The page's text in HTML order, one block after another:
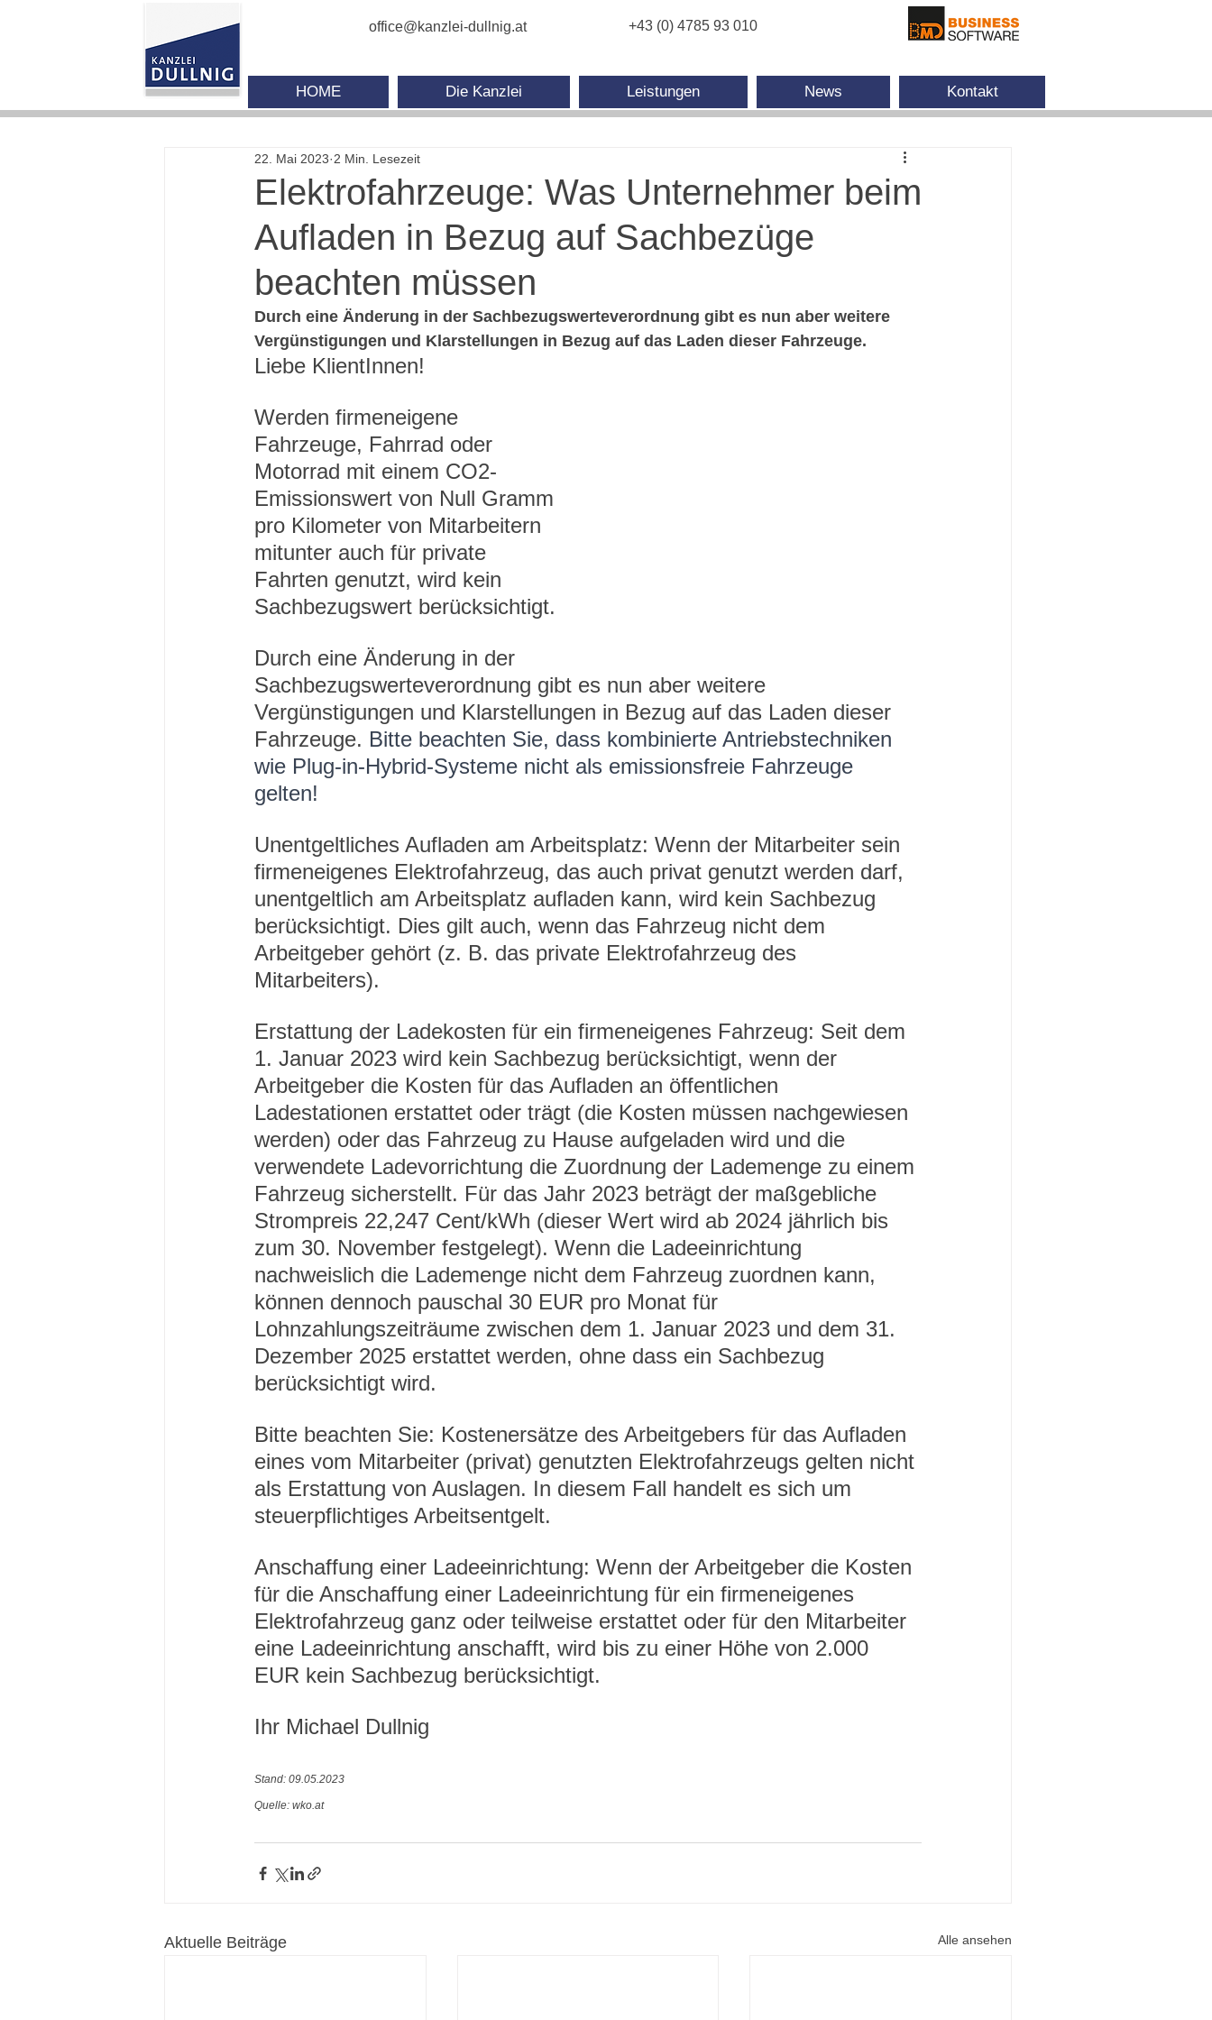
office@kanzlei-dullnig.at +43 (0) 4785 93 010
HOME Die Kanzlei Leistungen News Kontakt
Elektrofahrzeuge: Was Unternehmer beim
Aufladen in Bezug auf Sachbezüge
beachten müssen
22. Mai 2023 2 Min. Lesezeit
Durch eine Änderung in der Sachbezugswerteverordnung gibt es nun aber weitere
Vergünstigungen und Klarstellungen in Bezug auf das Laden dieser Fahrzeuge.
Liebe KlientInnen!
Werden firmeneigene
Fahrzeuge, Fahrrad oder
Motorrad mit einem CO2-
Emissionswert von Null Gramm
pro Kilometer von Mitarbeitern
mitunter auch für private
Fahrten genutzt, wird kein
Sachbezugswert berücksichtigt.
Durch eine Änderung in der
Sachbezugswerteverordnung gibt es nun aber weitere
Vergünstigungen und Klarstellungen in Bezug auf das Laden dieser
Fahrzeuge. Bitte beachten Sie, dass kombinierte Antriebstechniken
wie Plug-in-Hybrid-Systeme nicht als emissionsfreie Fahrzeuge
gelten!
Unentgeltliches Aufladen am Arbeitsplatz: Wenn der Mitarbeiter sein
firmeneigenes Elektrofahrzeug, das auch privat genutzt werden darf,
unentgeltlich am Arbeitsplatz aufladen kann, wird kein Sachbezug
berücksichtigt. Dies gilt auch, wenn das Fahrzeug nicht dem
Arbeitgeber gehört (z. B. das private Elektrofahrzeug des
Mitarbeiters).
Erstattung der Ladekosten für ein firmeneigenes Fahrzeug: Seit dem
1. Januar 2023 wird kein Sachbezug berücksichtigt, wenn der
Arbeitgeber die Kosten für das Aufladen an öffentlichen
Ladestationen erstattet oder trägt (die Kosten müssen nachgewiesen
werden) oder das Fahrzeug zu Hause aufgeladen wird und die
verwendete Ladevorrichtung die Zuordnung der Lademenge zu einem
Fahrzeug sicherstellt. Für das Jahr 2023 beträgt der maßgebliche
Strompreis 22,247 Cent/kWh (dieser Wert wird ab 2024 jährlich bis
zum 30. November festgelegt). Wenn die Ladeeinrichtung
nachweislich die Lademenge nicht dem Fahrzeug zuordnen kann,
können dennoch pauschal 30 EUR pro Monat für
Lohnzahlungszeiträume zwischen dem 1. Januar 2023 und dem 31.
Dezember 2025 erstattet werden, ohne dass ein Sachbezug
berücksichtigt wird.
Bitte beachten Sie: Kostenersätze des Arbeitgebers für das Aufladen
eines vom Mitarbeiter (privat) genutzten Elektrofahrzeugs gelten nicht
als Erstattung von Auslagen. In diesem Fall handelt es sich um
steuerpflichtiges Arbeitsentgelt.
Anschaffung einer Ladeeinrichtung: Wenn der Arbeitgeber die Kosten
für die Anschaffung einer Ladeeinrichtung für ein firmeneigenes
Elektrofahrzeug ganz oder teilweise erstattet oder für den Mitarbeiter
eine Ladeeinrichtung anschafft, wird bis zu einer Höhe von 2.000
EUR kein Sachbezug berücksichtigt.
Ihr Michael Dullnig
Stand: 09.05.2023
Quelle: wko.at
Aktuelle Beiträge Alle ansehen